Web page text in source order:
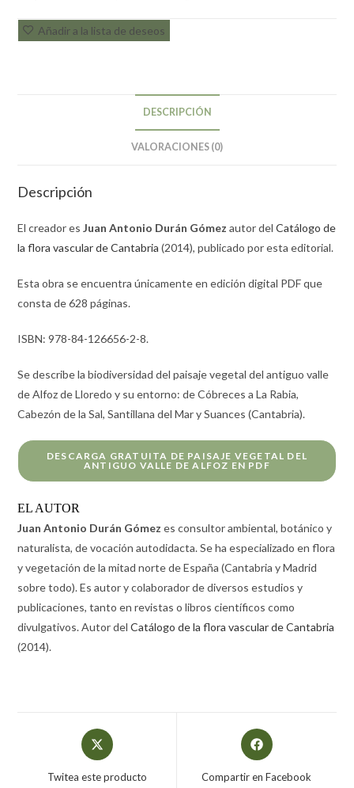
Añadir a la lista de deseos
DESCRIPCIÓN
VALORACIONES (0)
Descripción
El creador esJuan Antonio Durán Gómez autor delCatálogo de
la flora vascular de Cantabria (2014), publicado por esta editorial.
Esta obra se encuentra únicamente en edición digital PDF que
consta de 628 páginas.
ISBN: 978-84-126656-2-8.
Se describe la biodiversidad del paisaje vegetal del antiguo valle
de Alfoz de Lloredo y su entorno: de Cóbreces a La Rabia,
Cabezón de la Sal, Santillana del Mar y Suances (Cantabria).
DESCARGA GRATUITA DE PAISAJE VEGETAL DEL
ANTIGUO VALLE DE ALFOZ EN PDF
EL AUTOR
Juan Antonio Durán Gómez es consultor ambiental, botánico y
naturalista, de vocación autodidacta. Se ha especializado en flora
y vegetación de la mitad norte de España (Cantabria y Madrid
sobre todo). Es autor y colaborador de diversos estudios y
publicaciones, tanto en revistas o libros científicos como
divulgativos. Autor delCatálogo de la flora vascular de Cantabria
(2014).
Twitea este producto Compartir en Facebook